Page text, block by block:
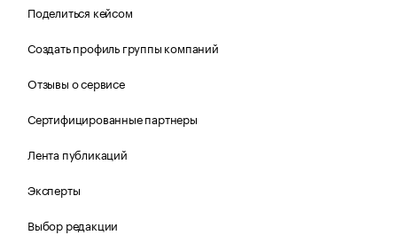
Поделиться кейсом
Создать профиль группы компаний
Отзывы о сервисе
Сертифицированные партнеры
Лента публикаций
Эксперты
Выбор редакции